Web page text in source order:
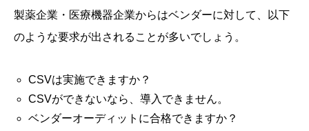
製薬企業・医療機器企業からはベンダーに対して、以下
のような要求が出されることが多いでしょう。
CSVは実施できますか？
CSVができないなら、導入できません。
ベンダーオーディットに合格できますか？